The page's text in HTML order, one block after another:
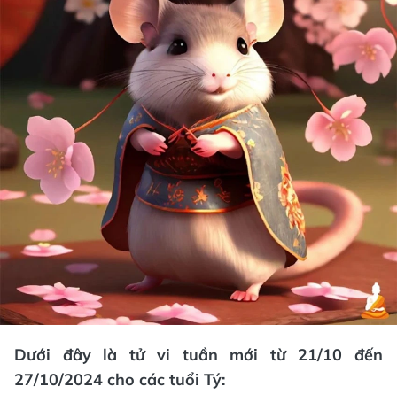
Dưới đây là tử vi tuần mới từ 21/10 đến
27/10/2024 cho các tuổi Tý: